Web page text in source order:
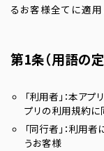
るお客様全てに適用
第1条（用語の定
「利用者」：本ア
プリの利用規約に
「同行者」：利用
うお客様